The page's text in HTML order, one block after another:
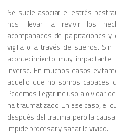
Se suele asociar el estrés
nos llevan a revivir los
acompañados de palpitaciones
vigilia o a través de sueños. Sin
acontecimiento muy
inverso. En muchos casos
aquello que no somos capaces
Podemos llegar incluso a olvidar
ha traumatizado. En ese caso, el
después del trauma, pero la
impide procesar y sanar lo vivido.